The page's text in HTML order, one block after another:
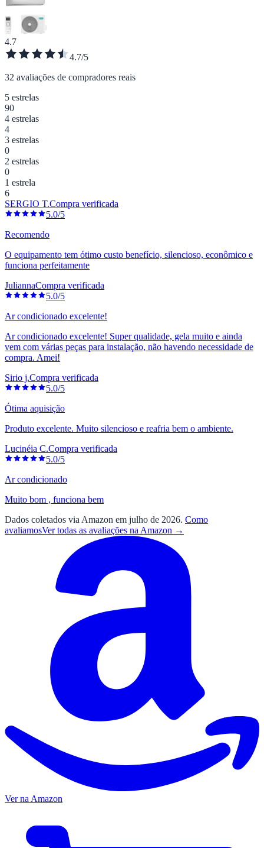
4.7
4.7/5
32 avaliações de compradores reais
5 estrelas
90
4 estrelas
4
3 estrelas
0
2 estrelas
0
1 estrela
6
SERGIO T.Compra verificada
5.0/5
Recomendo
O equipamento tem ótimo custo benefício, silencioso, econômico e
funciona perfeitamente
JuliannaCompra verificada
5.0/5
Ar condicionado excelente!
Ar condicionado excelente! Super qualidade, gela muito e ainda
vem com várias peças para instalação, não havendo necessidade de
compra. Amei!
Sirio j.Compra verificada
5.0/5
Ótima aquisição
Produto excelente. Muito silencioso e reafria bem o ambiente.
Lucinéia C.Compra verificada
5.0/5
Ar condicionado
Muito bom , funciona bem
Dados coletados via Amazon em julho de 2026. Como
avaliamosVer todas as avaliações na Amazon →
Ver na Amazon